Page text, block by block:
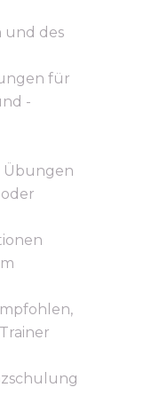
und des
für
-
Übungen